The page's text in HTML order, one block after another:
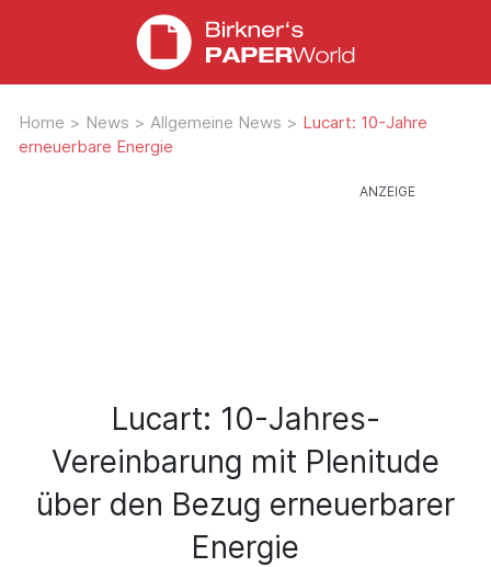
Home > News > Allgemeine News > Lucart: 10-Jahre
erneuerbare Energie
Lucart: 10-Jahres-
Vereinbarung mit Plenitude
über den Bezug erneuerbarer
Energie